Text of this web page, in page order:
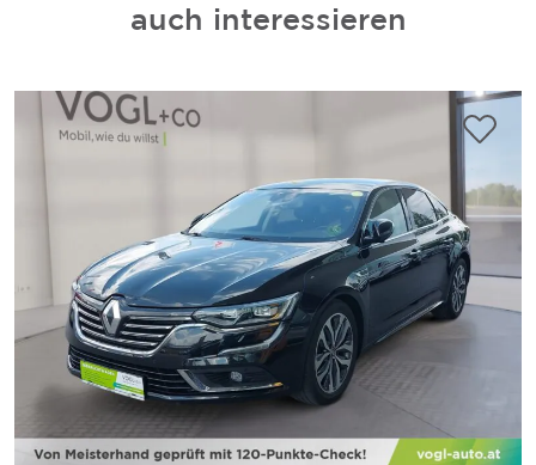
auch interessieren